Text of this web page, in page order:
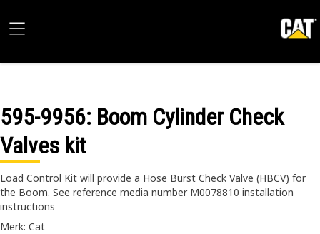
595-9956: Boom Cylinder Check
Valves kit
Load Control Kit will provide a Hose Burst Check Valve (HBCV) for
the Boom. See reference media number M0078810 installation
instructions
Merk: Cat